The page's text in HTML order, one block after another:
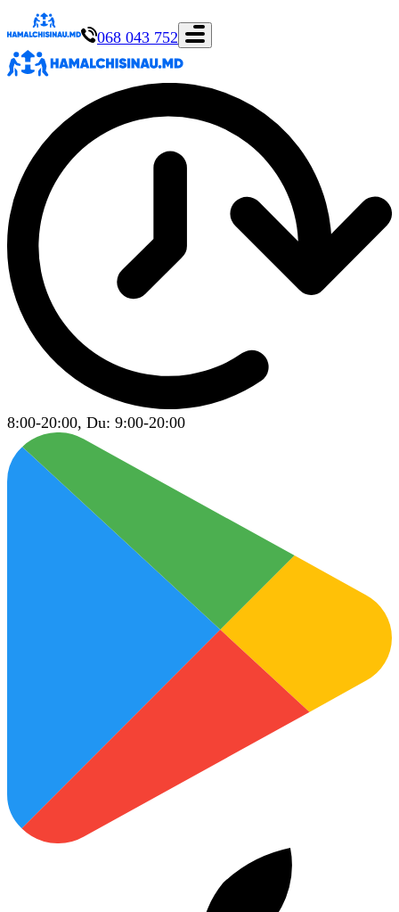
068 043 752
8:00-20:00, Du: 9:00-20:00